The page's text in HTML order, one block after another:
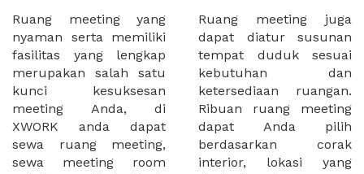
Ruang meeting yang
nyaman serta memiliki
fasilitas yang lengkap
merupakan salah satu
kunci kesuksesan
meeting Anda, di
XWORK anda dapat
sewa ruang meeting,
sewa meeting room
Ruang meeting juga
dapat diatur susunan
tempat duduk sesuai
kebutuhan dan
ketersediaan ruangan.
Ribuan ruang meeting
dapat Anda pilih
berdasarkan corak
interior, lokasi yang